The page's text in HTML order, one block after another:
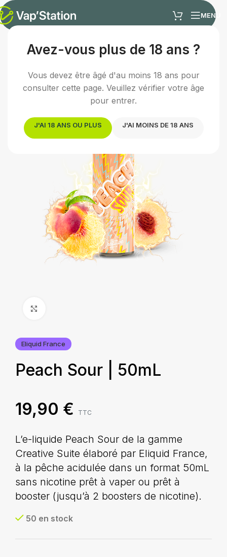
Avez-vous plus de 18 ans ?
Vous devez être âgé d'au moins 18 ans pour
consulter cette page. Veuillez vérifier votre âge
pour entrer.
J'AI 18 ANS OU PLUS J'AI MOINS DE 18 ANS
MENU
Accueil /E-liquides/E-liquide fruité
Eliquid France
Peach Sour | 50mL
19,90 € TTC
L’e-liquide Peach Sour de la gamme
Creative Suite élaboré par Eliquid France,
à la pêche acidulée dans un format 50mL
sans nicotine prêt à vaper ou prêt à
booster (jusqu’à 2 boosters de nicotine).
50 en stock